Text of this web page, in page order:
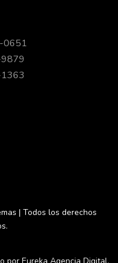
0651
| Todos los derechos